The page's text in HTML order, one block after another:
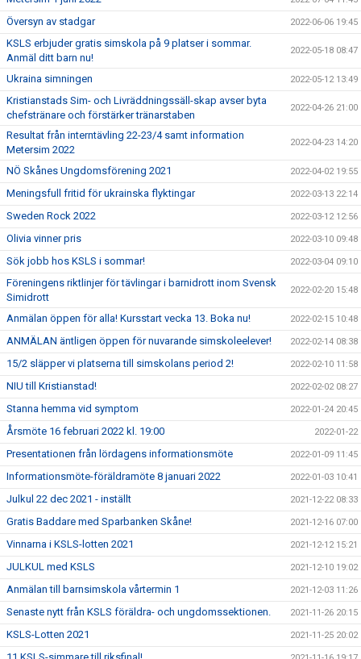
Översyn av stadgar 2022-06-06 19:45
KSLS erbjuder gratis simskola på 9 platser i sommar.
Anmäl ditt barn nu!
2022-05-18 08:47
Ukraina simningen 2022-05-12 13:49
Kristianstads Sim- och Livräddningssäll-skap avser byta
chefstränare och förstärker tränarstaben
2022-04-26 21:00
Resultat från interntävling 22-23/4 samt information
Metersim 2022
2022-04-23 14:20
NÖ Skånes Ungdomsförening 2021 2022-04-02 19:55
Meningsfull fritid för ukrainska flyktingar 2022-03-13 22:14
Sweden Rock 2022 2022-03-12 12:56
Olivia vinner pris 2022-03-10 09:48
Sök jobb hos KSLS i sommar! 2022-03-04 09:10
Föreningens riktlinjer för tävlingar i barnidrott inom Svensk
Simidrott
2022-02-20 15:48
Anmälan öppen för alla! Kursstart vecka 13. Boka nu! 2022-02-15 10:48
ANMÄLAN äntligen öppen för nuvarande simskoleelever! 2022-02-14 08:38
15/2 släpper vi platserna till simskolans period 2! 2022-02-10 11:58
NIU till Kristianstad! 2022-02-02 08:27
Stanna hemma vid symptom 2022-01-24 20:45
Årsmöte 16 februari 2022 kl. 19:00 2022-01-22
Presentationen från lördagens informationsmöte 2022-01-09 11:45
Informationsmöte-föräldramöte 8 januari 2022 2022-01-03 10:41
Julkul 22 dec 2021 - inställt 2021-12-22 08:33
Gratis Baddare med Sparbanken Skåne! 2021-12-16 07:00
Vinnarna i KSLS-lotten 2021 2021-12-12 15:21
JULKUL med KSLS 2021-12-10 19:02
Anmälan till barnsimskola vårtermin 1 2021-12-03 11:26
Senaste nytt från KSLS föräldra- och ungdomssektionen. 2021-11-26 20:15
KSLS-Lotten 2021 2021-11-25 20:02